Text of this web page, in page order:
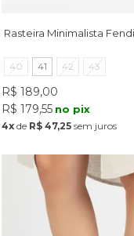
Rasteira Minimalista Fendi
40 41 42 43
R$ 189,00
R$ 179,55 no pix
4xde R$ 47,25sem juros